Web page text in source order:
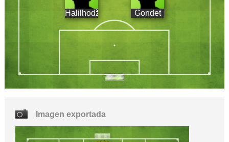
Halilhodžic Gondet
Imagen exportada